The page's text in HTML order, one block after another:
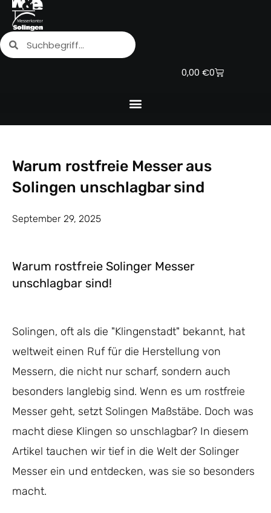
Zum
Inhalt
springen
SucheSuche
0,00 €0
Warenkorb
Warum rostfreie Messer aus
Solingen unschlagbar sind
September 29, 2025
Warum rostfreie Solinger Messer
unschlagbar sind!
Solingen, oft als die "Klingenstadt" bekannt, hat
weltweit einen Ruf für die Herstellung von
Messern, die nicht nur scharf, sondern auch
besonders langlebig sind. Wenn es um rostfreie
Messer geht, setzt Solingen Maßstäbe. Doch was
macht diese Klingen so unschlagbar? In diesem
Artikel tauchen wir tief in die Welt der Solinger
Messer ein und entdecken, was sie so besonders
macht.